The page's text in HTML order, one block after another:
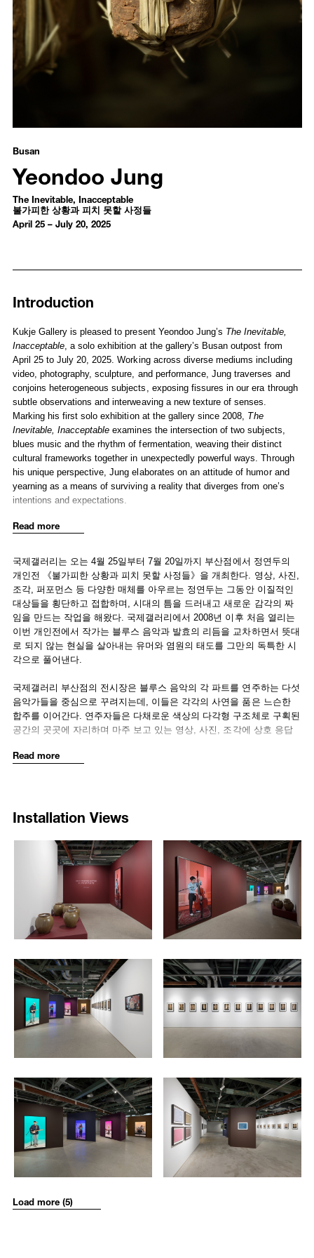
불가피한 상황과 피치 못할 사정들
Busan
Yeondoo Jung
The Inevitable, Inacceptable
불가피한 상황과 피치 못할 사정들
April 25 – July 20, 2025
Installation Views
Works
Introduction
Kukje Gallery is pleased to present Yeondoo Jung’s The Inevitable,
Inacceptable, a solo exhibition at the gallery’s Busan outpost from
April 25 to July 20, 2025. Working across diverse mediums including
video, photography, sculpture, and performance, Jung traverses and
conjoins heterogeneous subjects, exposing fissures in our era through
subtle observations and interweaving a new texture of senses.
Marking his first solo exhibition at the gallery since 2008, The
Inevitable, Inacceptable examines the intersection of two subjects,
blues music and the rhythm of fermentation, weaving their distinct
cultural frameworks together in unexpectedly powerful ways. Through
his unique perspective, Jung elaborates on an attitude of humor and
yearning as a means of surviving a reality that diverges from one’s
intentions and expectations.
The exhibition space unfolds in five distinct yet interconnected
specific material rhythms of their immediate surroundings. Each of
these conversations is centered around one of five musicians,
arranged in the interior space divided into polygonal structures of
various colors. They are simultaneously playing different parts of blues
music, each corresponding to the adjacent video, photography, and
sculptures installed across from them and conveying their own story
within the loose ensemble. Jung’s ongoing interest in the juxtaposition
of visual images and sonic elements such as music, voice, intonation,
dynamism and vibrancy of life, which is made tangible through music.
In particular, by focusing on blues music, Jung is able to tap into a
farcical and boisterous imagination expressed in this genre and
elaborate on a musical way of enduring inexplicable circumstances
Americans of the Deep South in the mid-nineteenth century following
the Civil War, blues developed its distinctive rhythm and lyrics in
createdInevitable Blues(2025), which borrows the twelve-bar structure
made by Ray Soul, Jung provided a tempo of 67 BPM and a set of
musical chord progressions and asked different musicians to come up
with numerous variations within the structure. He then assembled their
individual performances into a single composition, cutting and layering
each part to form a unified yet polyphonic whole. The result is a sonic
manifestation of life’s rhythmic gestures, voiced in the sounds of
contrabass, vocal, saxophone, organ, and drums, that altogether
Upon entering the gallery, viewers first encounterAching Fingers
(2025), a sculpture consisting of five ceramic vessels that scintillates
in accordance with the finger movements of the contrabass player.
Much like the whimsical swing of blues music conceals hardship, or
how the beautiful sounds of string instruments emerge with throbbing
emanating colorful lights through a
Juxtaposed with this atmospheric work, a vocalist with a comforting
voice responds to the gestures ofKoryoin, ethnic Koreans who settled
in the former Soviet Union upon being forced to migrate due to
historical and political circumstances. Having maintained a long-
standing interest in the dislocated spatio-temporal experiences of
migrants, Jung turns his attention to
Koryoin
and shares a slice of
their lived experience. The interview with
Koryoin
case have relocated to Korea, is rewritten as a lyric and sung in the
back wall, their stories are recorded with melted honeycomb and are
Read more
국제갤러리는 오는 4월 25일부터 7월 20일까지 부산점에서 정연두의
개인전 《불가피한 상황과 피치 못할 사정들》을 개최한다. 영상, 사진,
조각, 퍼포먼스 등 다양한 매체를 아우르는 정연두는 그동안 이질적인
대상들을 횡단하고 접합하며, 시대의 틈을 드러내고 새로운 감각의 짜
임을 만드는 작업을 해왔다. 국제갤러리에서 2008년 이후 처음 열리는
이번 개인전에서 작가는 블루스 음악과 발효의 리듬을 교차하면서 뜻대
로 되지 않는 현실을 살아내는 유머와 염원의 태도를 그만의 독특한 시
각으로 풀어낸다.
국제갤러리 부산점의 전시장은 블루스 음악의 각 파트를 연주하는 다섯
음악가들을 중심으로 꾸려지는데, 이들은 각각의 사연을 품은 느슨한
합주를 이어간다. 연주자들은 다채로운 색상의 다각형 구조체로 구획된
공간의 곳곳에 자리하며 마주 보고 있는 영상, 사진, 조각에 상호 응답
관심을 가져온 작가는 이번 전시에서 가시화되지 않지만 귀로 듣고 피
는 상황과 피치 못할 난관을 통과하는 자조적이면서도 유쾌한 상상의
음악의 울림을 통해 표현되는 삶의 태도에 공감하며, 작가는 작곡가 레
이 설(Ray Soul)의 가이드라인에 따라 블루스의 12마디 구조와 악기 편
성을 차용한 〈피치 못할 블루스〉(2025)를 만든다. 그는 다른 장소, 다
른 배경의 연주자들에게 67 BPM의 느린 속도와 간단한 코드만을 제공
하여 각자의 자유로운 해석에 기반한 연주를 요청한 뒤, 개별 곡조의 가
닥을 자르고 쌓아 이를 하나의 협연으로 조율한다. 그리하여 생을 살아
내는 개개인의 리드미컬한 몸짓은 전시장에서 콘트라베이스, 보컬, 색
소폰, 오르간, 드럼 소리로 변환되어 한 편의 비동시적인 협주로 공명한
각 연주자들이 주변과 리듬을 이어받으며 나누는 다섯 개의 개별적인
대화로 구성된 전시장에 들어서면, 먼저 콘트라베이스 연주자의 손가락
에 맞추어 빛을 발하는 항아리를 만나볼 수 있다. 유희적인 블루스 음악
이 그 내면에 난처한 사연들을 품고 있고, 아름다운 악기 소리가 현과
마찰하는 손가락 끝의 아릿한 감각을 거쳐 생겨나는 것처럼, 만화경 효
과를 통해 오색찬란한 빛을 발하는 항아리인 〈아픈 손가락〉(2025)은
트는 러시아어로 적힌 자신의 사연을 들고 있는 고려인들의 몸짓에 응
답하며 이들의 이야기를 노래한다. 이주민들의 탈구된 시공간 경험에
오랜 관심을 가져온 작가는 이번 전시에서 한국에 정착한 고려인에게
시선을 돌려 그들이 겪어온 삶의 단편을 들려준다. 개개인의 힘으로는
어찌할 수 없는 역사적, 정치적 상황에 따라 구소련 지역으로 강제 이주
되어 살아온 고려인 후세대들의 인터뷰는 가사가 되어 블루스 멜로디
속에서 반복적으로 불린다. 이들의 사연은 인도네시아에서 유래하는 바
틱(batik) 천 위에 새겨져 뒤편 벽에 걸리는데, 녹인 벌꿀집으로 기록된
해 천 위에 물들여진다.
Read more
Installation Views
/upload/installations/338ee22df61cbe20ddc73b787a765f51.jpg
2287
/upload/installations/
2288
/upload/installations/4af5a0f0cd67c173dba822744c5260e5.jpg
2289
/upload/installations/
2290
/upload/installations/dfaacce97dc4f7ca0a24c2e8f854d199.jpg
2291
/upload/installations/
Load more (5)